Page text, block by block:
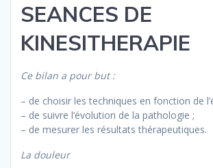
SEANCES DE
KINESITHERAPIE
Ce bilan a pour but :
– de choisir les techniques en fonction de
– de suivre l’évolution de la pathologie ;
– de mesurer les résultats thérapeutiques.
La douleur